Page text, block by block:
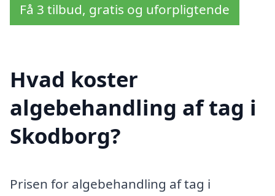
Få 3 tilbud, gratis og uforpligtende
Hvad koster
algebehandling af tag i
Skodborg?
Prisen for algebehandling af tag i